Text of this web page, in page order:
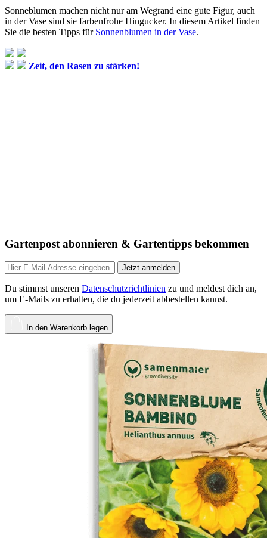
Sonneblumen machen nicht nur am Wegrand eine gute Figur, auch
in der Vase sind sie farbenfrohe Hingucker. In diesem Artikel finden
Sie die besten Tipps für Sonnenblumen in der Vase.
Zeit, den Rasen zu stärken!
Gartenpost abonnieren & Gartentipps bekommen
Jetzt anmelden
Du stimmst unseren Datenschutzrichtlinien zu und meldest dich an,
um E-Mails zu erhalten, die du jederzeit abbestellen kannst.
In den Warenkorb legen